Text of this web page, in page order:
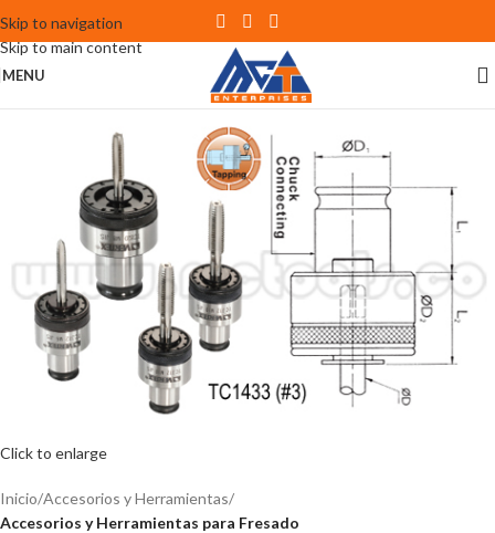
Skip to navigation
Skip to main content
MENU
Click to enlarge
Inicio Accesorios y Herramientas
Accesorios y Herramientas para Fresado